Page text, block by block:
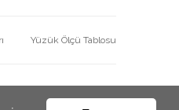
Yüzük Ölçü Tablosu